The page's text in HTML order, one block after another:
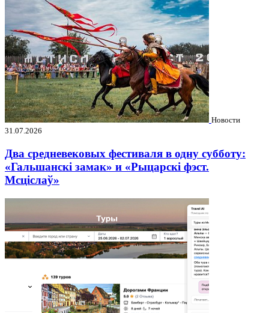
Новости
31.07.2026
Два средневековых фестиваля в одну субботу:
«Гальшанскі замак» и «Рыцарскі фэст.
Мсціслаў»